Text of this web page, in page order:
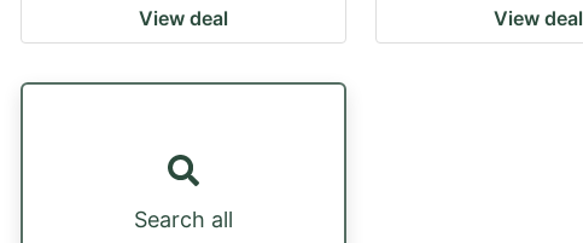
View deal View deal
Search all